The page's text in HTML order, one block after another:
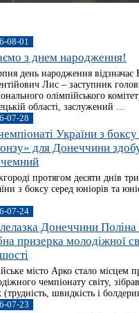
08-01
з днем народження!
день народження відзначає
Лис – заступник
олімпійського
області, заслужений ...
07-28
України з
для Донеччини
протягом десяти днів
з боксу серед юніорів та
07-24
Донеччини
призерка молодіжної
місто Арко стало місцем
чемпіонату світу,
швидкість і
07-23